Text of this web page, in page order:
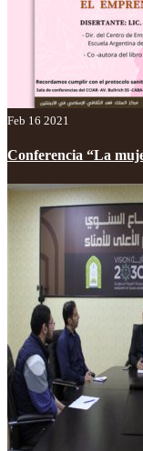
Feb 16 2021
Conferencia “La